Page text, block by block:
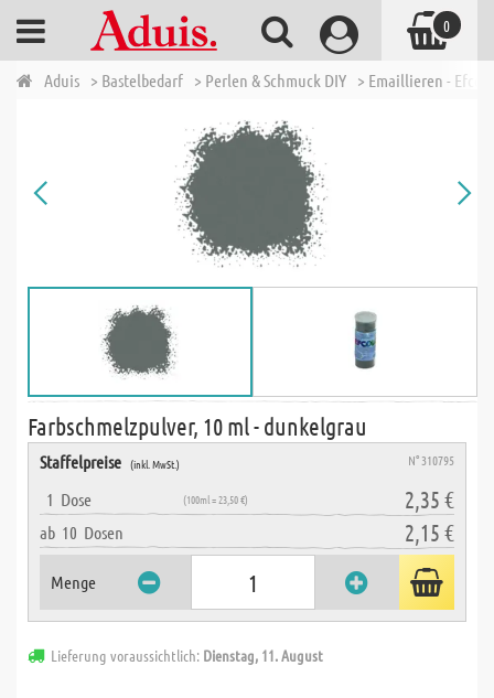
Aduis > Bastelbedarf > Perlen & Schmuck DIY > Emaillieren -
Farbschmelzpulver, 10 ml - dunkelgrau
Staffelpreise (inkl. MwSt.) N° 310795
1 Dose (100ml = 23,50 €) 2,35 €
ab 10 Dosen 2,15 €
Menge
Lieferung voraussichtlich: Dienstag, 11. August
0